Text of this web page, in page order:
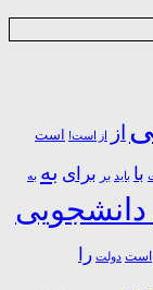
از از است! است
با باید بر برای به به
ﺍﺳﺖ دولت را